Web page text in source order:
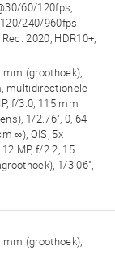
60/120fps,
240/960fps,
2020, HDR10+,
mm (groothoek),
multidirectionele
f/3.0, 115 mm
1/2.76", 0, 64
∞), OIS, 5x
MP, f/2.2, 15
1/3.06",
mm (groothoek),